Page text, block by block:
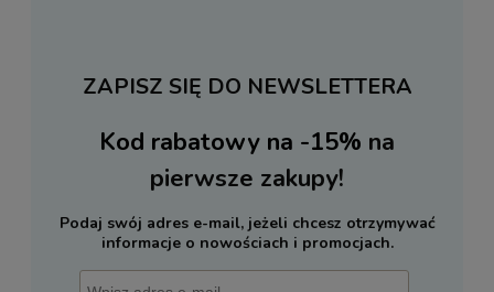
ZAPISZ SIĘ DO NEWSLETTERA
Kod rabatowy na -15% na
pierwsze zakupy!
Podaj swój adres e-mail, jeżeli chcesz otrzymywać
informacje o nowościach i promocjach.